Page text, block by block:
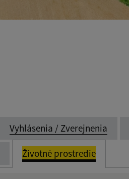
Vyhlásenia / Zverejnenia
Životné prostredie